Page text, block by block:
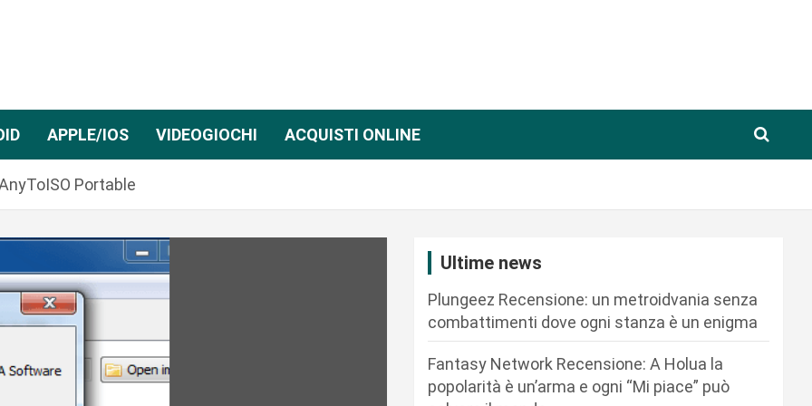
APPLE/IOS VIDEOGIOCHI ACQUISTI ONLINE
Portable
Ultime news
Plungeez Recensione: un metroidvania senza
combattimenti dove ogni stanza è un enigma
Fantasy Network Recensione: A Holua la
popolarità è un’arma e ogni “Mi piace” può